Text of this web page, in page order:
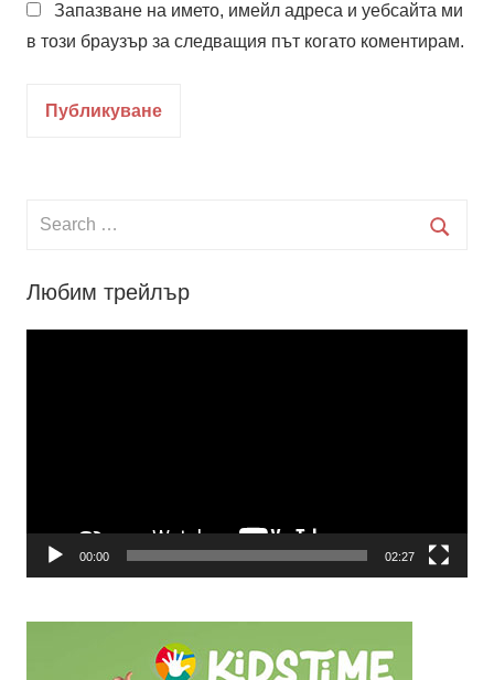
Запазване на името, имейл адреса и уебсайта ми
в този браузър за следващия път когато коментирам.
Search
Любим трейлър
00:00 02:27